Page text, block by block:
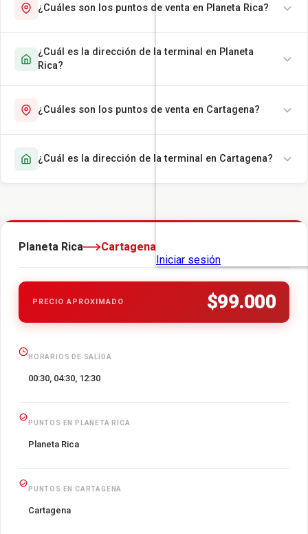
¿Cuáles son los puntos de venta en Planeta Rica?
¿Cuál es la dirección de la terminal en Planeta
Rica?
¿Cuáles son los puntos de venta en Cartagena?
¿Cuál es la dirección de la terminal en Cartagena?
Planeta Rica Cartagena
PRECIO APROXIMADO $99.000
HORARIOS DE SALIDA
00:30, 04:30, 12:30
PUNTOS EN PLANETA RICA
Planeta Rica
PUNTOS EN CARTAGENA
Cartagena